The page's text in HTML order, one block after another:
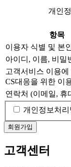
개인
항목
이용자 식별 및 본
아이디, 이름, 비밀
고객서비스 이용에
CS대응을 위한 이
연락처 (이메일, 휴
개인정보처
고객센터